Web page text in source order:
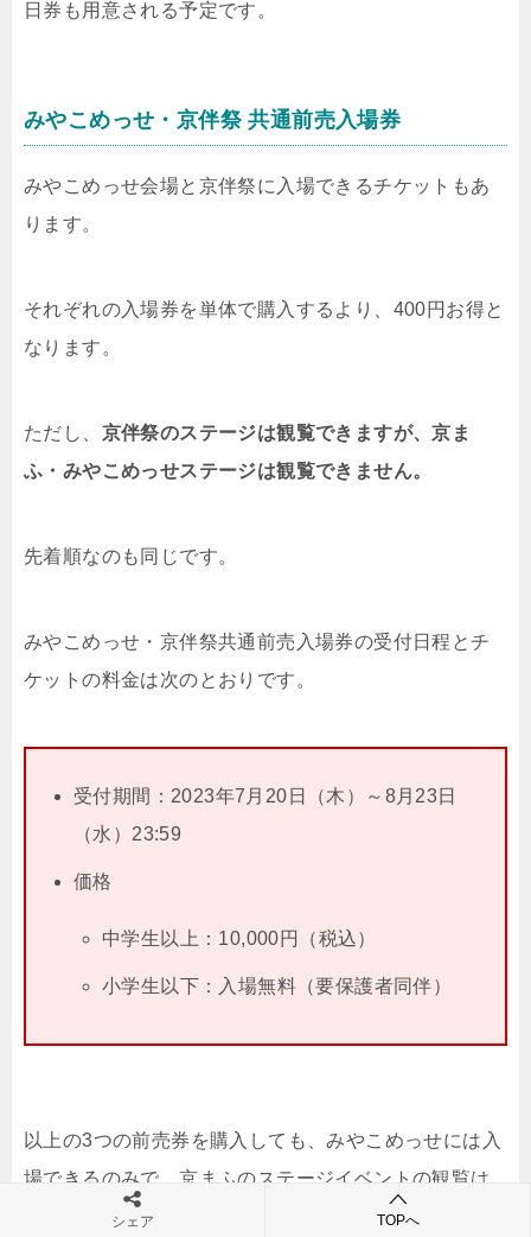
日券も用意される予定です。
みやこめっせ・京伴祭 共通前売入場券
みやこめっせ会場と京伴祭に入場できるチケットもあ
ります。
それぞれの入場券を単体で購入するより、400円お得と
なります。
ただし、 京伴祭のステージは観覧できますが、京ま
ふ・みやこめっせステージは観覧できません。
先着順なのも同じです。
みやこめっせ・京伴祭共通前売入場券の受付日程とチ
ケットの料金は次のとおりです。
受付期間：2023年7月20日（木）～8月23日
（水）23:59
価格
中学生以上：10,000円（税込）
小学生以下：入場無料（要保護者同伴）
以上の3つの前売券を購入しても、みやこめっせには入
場できるのみで、京まふのステージイベントの観覧は
できません。
シェア TOPへ